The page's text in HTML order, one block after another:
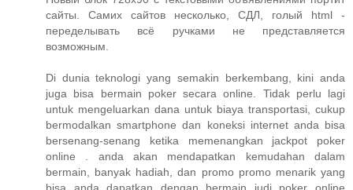
сайты. Самих сайтов несколько, СДЛ, голый html -
переделывать всё ручками не представляется
возможным.
Di dunia teknologi yang semakin berkembang, kini anda
juga bisa bermain poker secara online. Tidak perlu lagi
untuk mengeluarkan dana untuk biaya transportasi, cukup
bermodalkan smartphone dan koneksi internet anda bisa
bersenang-senang ketika memenangkan jackpot poker
online . anda akan mendapatkan kemudahan dalam
bermain, banyak hadiah, dan promo promo menarik yang
bisa anda dapatkan dengan bermain judi poker online